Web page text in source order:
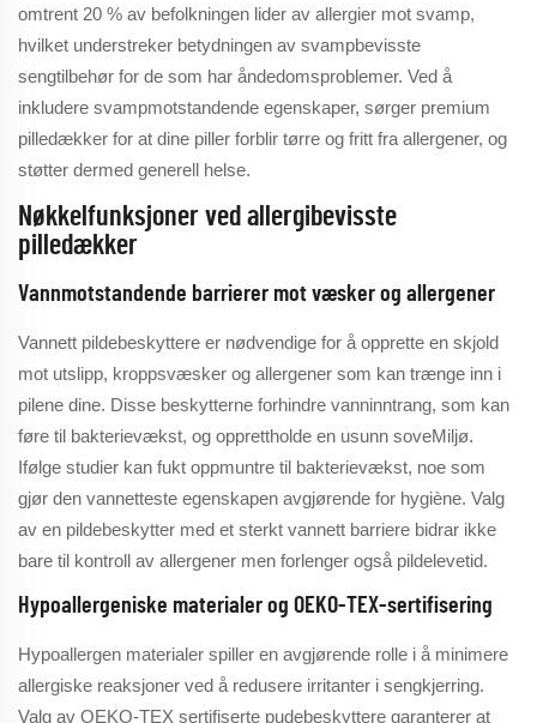
omtrent 20 % av befolkningen lider av allergier mot svamp,
hvilket understreker betydningen av svampbevisste
sengtilbehør for de som har åndedomsproblemer. Ved å
inkludere svampmotstandende egenskaper, sørger premium
pilledækker for at dine piller forblir tørre og fritt fra allergener, og
støtter dermed generell helse.
Nøkkelfunksjoner ved allergibevisste
pilledækker
Vannmotstandende barrierer mot væsker og allergener
Vannett pildebeskyttere er nødvendige for å opprette en skjold
mot utslipp, kroppsvæsker og allergener som kan trænge inn i
pilene dine. Disse beskytterne forhindre vanninntrang, som kan
føre til bakterievækst, og opprettholde en usunn soveMiljø.
Ifølge studier kan fukt oppmuntre til bakterievækst, noe som
gjør den vannetteste egenskapen avgjørende for hygiène. Valg
av en pildebeskytter med et sterkt vannett barriere bidrar ikke
bare til kontroll av allergener men forlenger også pildelevetid.
Hypoallergeniske materialer og OEKO-TEX-sertifisering
Hypoallergen materialer spiller en avgjørende rolle i å minimere
allergiske reaksjoner ved å redusere irritanter i sengkjerring.
Valg av OEKO-TEX sertifiserte pudebeskyttere garanterer at